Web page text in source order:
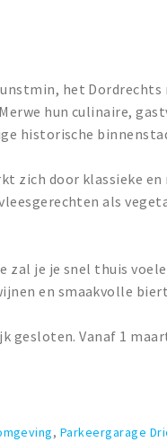
het Dordrechts
hun culinaire,
historische
zich door klassieke
als
zal je je snel thuis
en smaakvolle
gesloten. Vanaf 1
, Parkeergarage